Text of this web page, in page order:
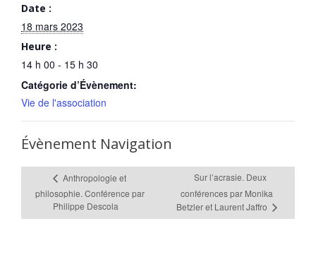
Date :
18 mars 2023
Heure :
14 h 00 - 15 h 30
Catégorie d’Évènement:
Vie de l'association
Évènement Navigation
Anthropologie et
philosophie. Conférence par
Philippe Descola
Sur l’acrasie. Deux
conférences par Monika
Betzler et Laurent Jaffro